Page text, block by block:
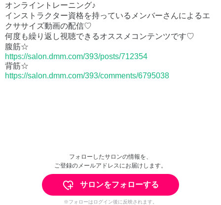
オンライントレーニング♪
インストラクター資格を持っているメンバーさんによるエ
クササイズ動画の配信♡
何度も繰り返し視聴できるオススメコンテンツです♡
腹筋☆
https://salon.dmm.com/393/posts/712354
背筋☆
https://salon.dmm.com/393/comments/6795038
フォローしたサロンの情報を、
ご登録のメールアドレスにお届けします。
サロンをフォローする
※フォローはログイン後に反映されます。